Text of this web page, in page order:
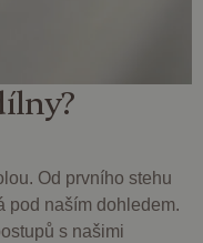
?
Od prvního stehu
pod naším dohledem.
s našimi